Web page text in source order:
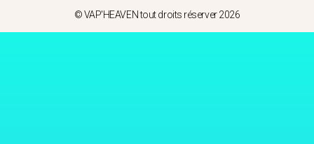
© VAP'HEAVEN tout droits réserver 2026